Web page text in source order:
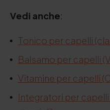
Vedi anche:
Tonico per capelli
Balsamo per capelli
Vitamine per capelli
Integratori per